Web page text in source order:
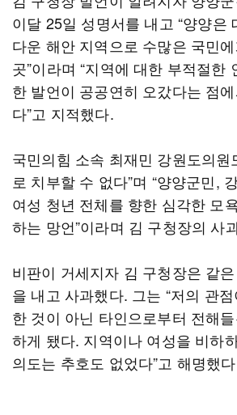
이달 25일 성명서를 내고 “양양은
다운 해안 지역으로 수많은 국민
곳”이라며 “지역에 대한 부적절한
한 발언이 공공연히 오갔다는 점
다”고 지적했다.
국민의힘 소속 최재민 강원도의원
로 치부할 수 없다”며 “양양군민,
여성 청년 전체를 향한 심각한 모
하는 망언”이라며 김 구청장의 사
비판이 거세지자 김 구청장은 같
을 내고 사과했다. 그는 “저의 관
한 것이 아닌 타인으로부터 전해
하게 됐다. 지역이나 여성을 비하
의도는 추호도 없었다”고 해명했